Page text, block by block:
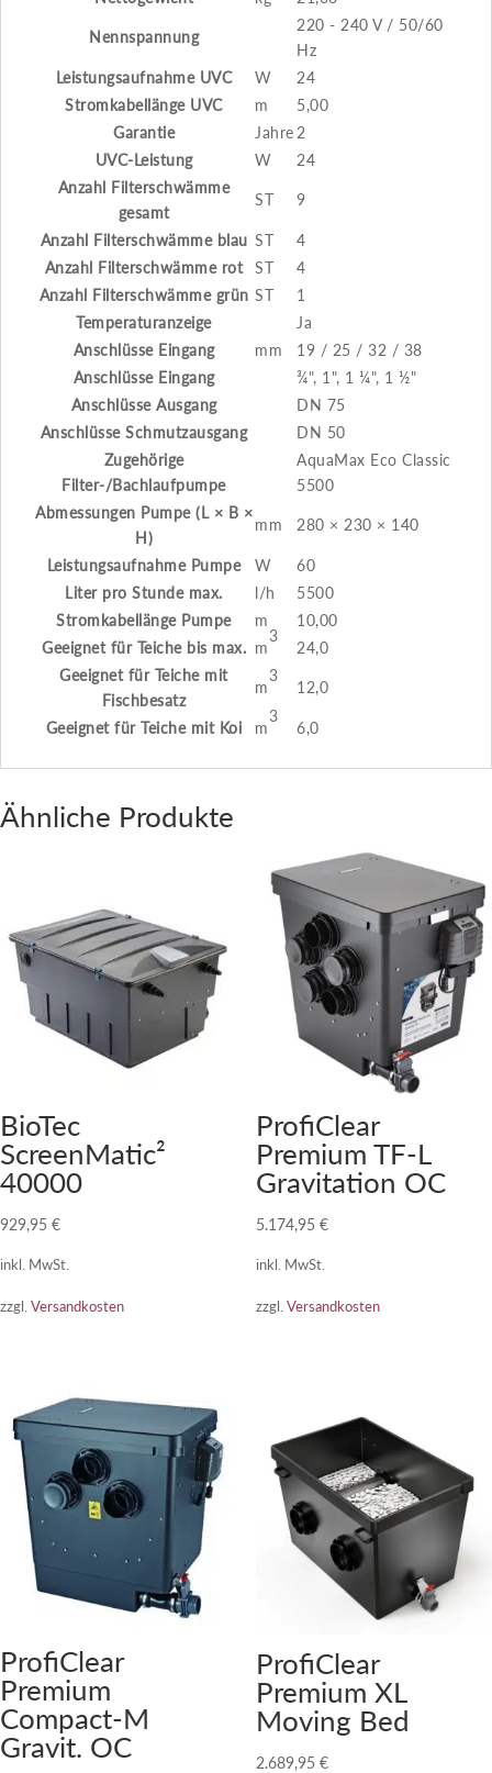
Nennspannung
220 - 240 V / 50/60
Hz
Leistungsaufnahme UVC
W
24
Stromkabellänge UVC
m
5,00
Garantie
Jahre 2
UVC-Leistung
W
24
Anzahl Filterschwämme
gesamt
ST 9
Anzahl Filterschwämme blau ST
4
Anzahl Filterschwämme rot
ST
4
Anzahl Filterschwämme grün ST
1
Temperaturanzeige
Ja
Anschlüsse Eingang
mm
19 / 25 / 32 / 38
Anschlüsse Eingang
¾", 1", 1 ¼", 1 ½"
Anschlüsse Ausgang
DN 75
Anschlüsse Schmutzausgang
DN 50
Zugehörige
Filter-/Bachlaufpumpe
AquaMax Eco Classic
5500
Abmessungen Pumpe (L × B ×
H)
mm 280 × 230 × 140
Leistungsaufnahme Pumpe W
60
Liter pro Stunde max.
l/h
5500
Stromkabellänge Pumpe
m
10,00
Geeignet für Teiche bis max. m
3
24,0
Geeignet für Teiche mit
Fischbesatz
m
3
12,0
Geeignet für Teiche mit Koi m
3
6,0
Ähnliche Produkte
BioTec
ScreenMatic²
40000
929,95 €
inkl. MwSt.
zzgl. Versandkosten
ProfiClear
Premium TF-L
Gravitation OC
5.174,95 €
inkl. MwSt.
zzgl. Versandkosten
ProfiClear
Premium
Compact-M
Gravit. OC
ProfiClear
Premium XL
Moving Bed
2.689,95 €